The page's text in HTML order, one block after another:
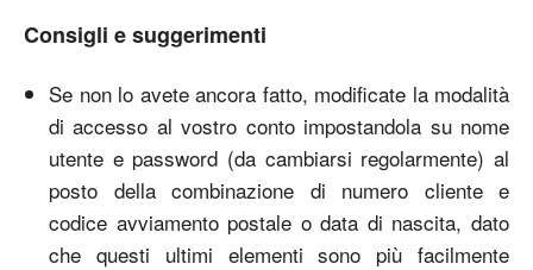
Consigli e suggerimenti
Se non lo avete ancora fatto, modificate la modalità
di accesso al vostro conto impostandola su nome
utente e password (da cambiarsi regolarmente) al
posto della combinazione di numero cliente e
codice avviamento postale o data di nascita, dato
che questi ultimi elementi sono più facilmente